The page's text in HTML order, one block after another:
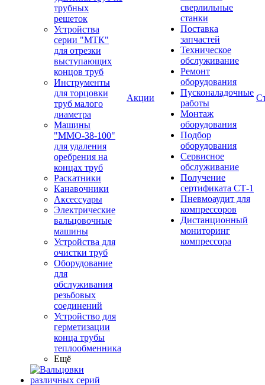
трубных
решеток
Устройства
серии "МТК"
для отрезки
выступающих
концов труб
Инструменты
для торцовки
труб малого
диаметра
Машины
"ММО-38-100"
для удаления
оребрения на
концах труб
Раскатники
Канавочники
Аксессуары
Электрические
вальцовочные
машины
Устройства для
очистки труб
Оборудование
для
обслуживания
резьбовых
соединений
Устройство для
герметизации
конца трубы
теплообменника
Ещё
Акции
сверлильные
станки
Поставка
запчастей
Техническое
обслуживание
Ремонт
оборудования
Пусконаладочные
работы
Монтаж
оборудования
Подбор
оборудования
Сервисное
обслуживание
Получение
сертификата СТ-1
Пневмоаудит для
компрессоров
Дистанционный
мониторинг
компрессора